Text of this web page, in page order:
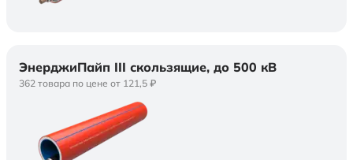
ЭнерджиПайп III скользящие, до 500 кВ
362 товара по цене от 121,5 ₽